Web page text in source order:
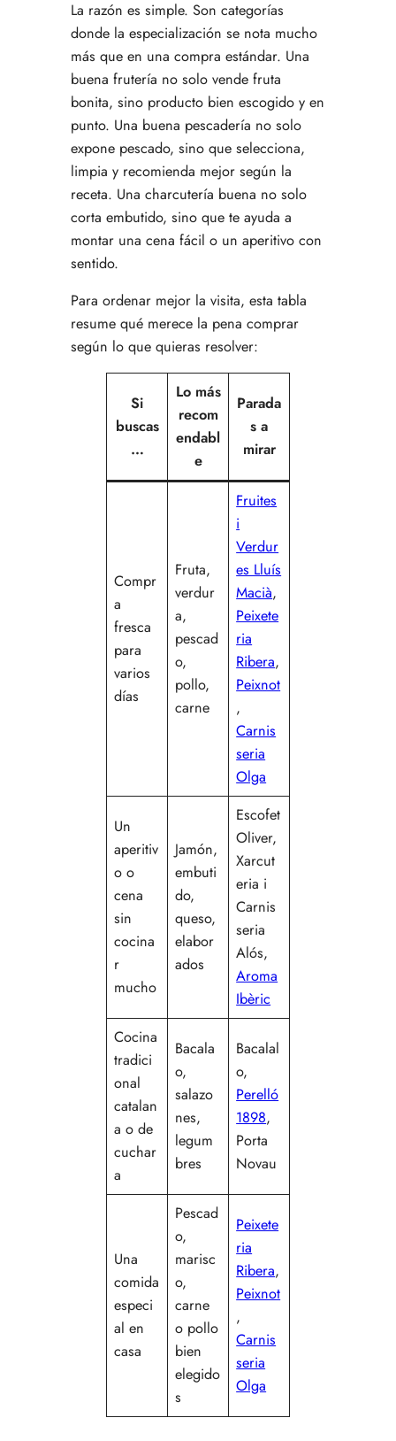
La razón es simple. Son categorías
donde la especialización se nota mucho
más que en una compra estándar. Una
buena frutería no solo vende fruta
bonita, sino producto bien escogido y en
punto. Una buena pescadería no solo
expone pescado, sino que selecciona,
limpia y recomienda mejor según la
receta. Una charcutería buena no solo
corta embutido, sino que te ayuda a
montar una cena fácil o un aperitivo con
sentido.
Para ordenar mejor la visita, esta tabla
resume qué merece la pena comprar
según lo que quieras resolver:
Si
buscas
…
Lo más
recom
endabl
e
Parada
s a
mirar
Compr
a
fresca
para
varios
días
Fruta,
verdur
a,
pescad
o,
pollo,
carne
Fruites
i
Verdur
es Lluís
Macià,
Peixete
ria
Ribera,
Peixnot
,
Carnis
seria
Olga
Un
aperitiv
o o
cena
sin
cocina
r
mucho
Jamón,
embuti
do,
queso,
elabor
ados
Escofet
Oliver,
Xarcut
eria i
Carnis
seria
Alós,
Aroma
Ibèric
Cocina
tradici
onal
catalan
a o de
cuchar
a
Bacala
o,
salazo
nes,
legum
bres
Bacalal
o,
Perelló
1898,
Porta
Novau
Una
comida
especi
al en
casa
Pescad
o,
marisc
o,
carne
o pollo
bien
elegido
s
Peixete
ria
Ribera,
Peixnot
,
Carnis
seria
Olga